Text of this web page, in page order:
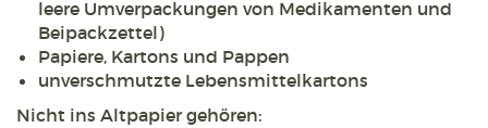
leere Umverpackungen von Medikamenten und
Beipackzettel)
Papiere, Kartons und Pappen
unverschmutzte Lebensmittelkartons
Nicht ins Altpapier gehören: